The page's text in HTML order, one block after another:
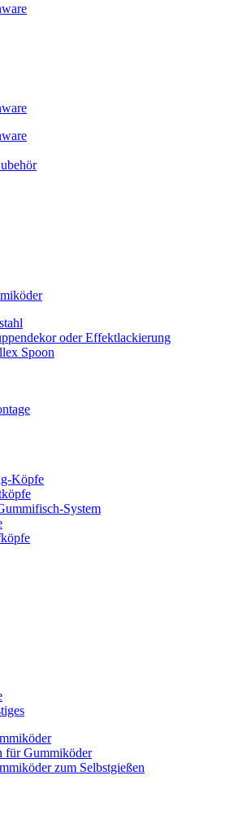
oder Effektlackierung
Spoon
Köpfe
System
für Gummiköder
zum Selbstgießen